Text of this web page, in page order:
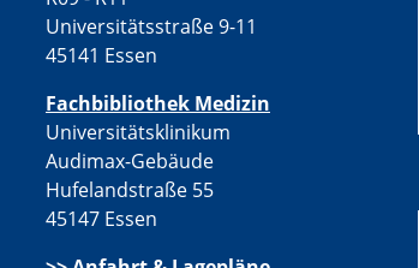
Universitätsstraße 9-11
45141 Essen
Fachbibliothek Medizin
Universitätsklinikum
Audimax-Gebäude
Hufelandstraße 55
45147 Essen